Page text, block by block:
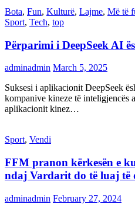
Bota, Fun, Kulturë, Lajme, Më të
Sport, Tech, top
Përparimi i DeepSeek AI
adminadmin March 5, 2025
Suksesi i aplikacionit DeepSeek
kompanive kineze të inteligjencës
aplikacionit kinez…
Sport, Vendi
FFM pranon kërkesën e
ndaj Vardarit do të luaj të
adminadmin February 27, 2024